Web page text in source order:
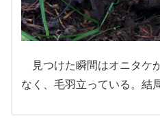
見つけた瞬間はオニタケ
なく、毛羽立っている。結